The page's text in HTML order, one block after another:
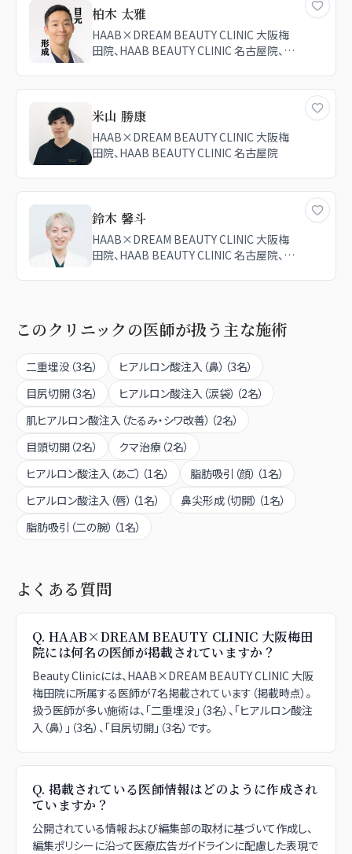
本院、湘南美容クリニック 川崎院、湘南美容
クリニック 札幌院、湘南美容クリニック 品川
院、湘南美容クリニック 柏院
柏木 太雅
HAAB×DREAM BEAUTY CLINIC 大阪梅
田院、HAAB BEAUTY CLINIC 名古屋院、水
米山 勝康
HAAB×DREAM BEAUTY CLINIC 大阪梅
田院、HAAB BEAUTY CLINIC 名古屋院
鈴木 馨斗
HAAB×DREAM BEAUTY CLINIC 大阪梅
田院、HAAB BEAUTY CLINIC 名古屋院、
このクリニックの医師が扱う主な施術
二重埋没 （3名） ヒアルロン酸注入（鼻） （3名）
目尻切開 （3名） ヒアルロン酸注入（涙袋） （2名）
肌ヒアルロン酸注入（たるみ・シワ改善） （2名）
目頭切開 （2名） クマ治療 （2名）
ヒアルロン酸注入（あご） （1名） 脂肪吸引（顔） （1名）
ヒアルロン酸注入（唇） （1名） 鼻尖形成（切開） （1名）
脂肪吸引（二の腕） （1名）
よくある質問
Q. HAAB×DREAM BEAUTY CLINIC 大阪梅田
院には何名の医師が掲載されていますか？
Beauty Clinicには、HAAB×DREAM BEAUTY CLINIC 大阪
梅田院に所属する医師が7名掲載されています（掲載時点）。
扱う医師が多い施術は、「二重埋没」（3名）、「ヒアルロン酸注
入（鼻）」（3名）、「目尻切開」（3名）です。
Q. 掲載されている医師情報はどのように作成され
ていますか？
公開されている情報および編集部の取材に基づいて作成し、
編集ポリシーに沿って医療広告ガイドラインに配慮した表現で